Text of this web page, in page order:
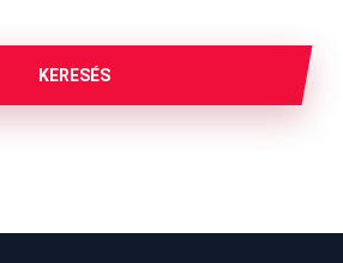
KERESÉS